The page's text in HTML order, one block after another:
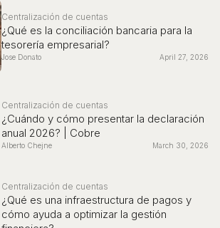
Centralización de cuentas
¿Qué es la conciliación bancaria para la
tesorería empresarial?
Jose Donato April 27, 2026
Centralización de cuentas
¿Cuándo y cómo presentar la declaración
anual 2026? | Cobre
Alberto Chejne March 30, 2026
Centralización de cuentas
¿Qué es una infraestructura de pagos y
cómo ayuda a optimizar la gestión